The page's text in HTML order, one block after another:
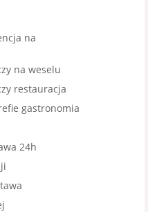
na
na weselu
restauracja
gastronomia
24h